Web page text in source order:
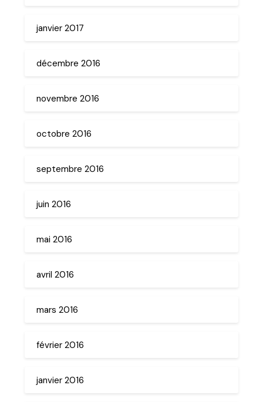
janvier 2017
décembre 2016
novembre 2016
octobre 2016
septembre 2016
juin 2016
mai 2016
avril 2016
mars 2016
février 2016
janvier 2016